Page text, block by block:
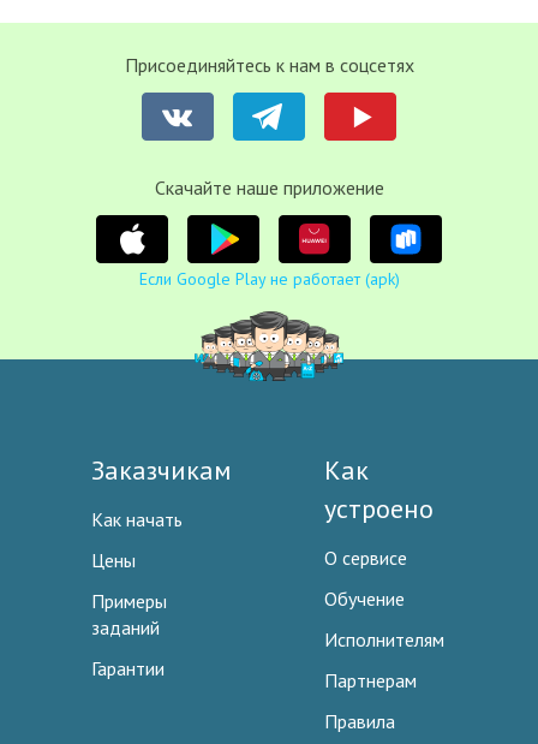
Присоединяйтесь к нам в соцсетях
Cкачайте наше приложение
Если Google Play не работает (apk)
Заказчикам
Как начать
Цены
Примеры
заданий
Гарантии
Как
устроено
О сервисе
Обучение
Исполнителям
Партнерам
Правила